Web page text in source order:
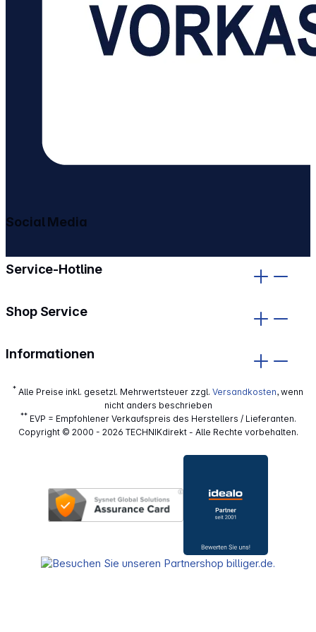
Service-Hotline
Shop Service
Informationen
Social Media
* Alle Preise inkl. gesetzl. Mehrwertsteuer zzgl. Versandkosten, wenn
nicht anders beschrieben
**EVP = Empfohlener Verkaufspreis des Herstellers / Lieferanten.
Copyright © 2000 - 2026 TECHNIKdirekt - Alle Rechte vorbehalten.